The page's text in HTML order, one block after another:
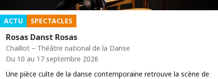
ACTU SPECTACLES
Rosas Danst Rosas
Chaillot – Théâtre national de la Danse
Du 10 au 17 septembre 2026
Une pièce culte de la danse contemporaine retrouve la scène de